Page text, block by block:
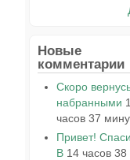
Новые
комментарии
Скоро
набранными
часов 37
Привет!
В 14 часов 38